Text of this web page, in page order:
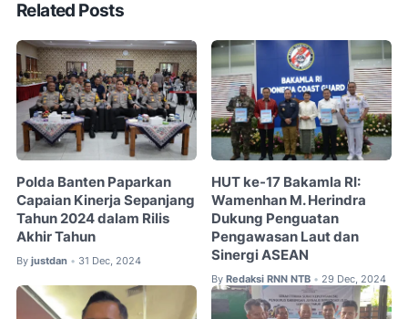
Related Posts
Polda Banten Paparkan
Capaian Kinerja Sepanjang
Tahun 2024 dalam Rilis
Akhir Tahun
By justdan • 31 Dec, 2024
HUT ke-17 Bakamla RI:
Wamenhan M. Herindra
Dukung Penguatan
Pengawasan Laut dan
Sinergi ASEAN
By Redaksi RNN NTB • 29 Dec, 2024